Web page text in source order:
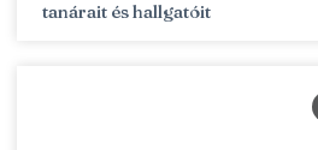
tanárait és hallgatóit